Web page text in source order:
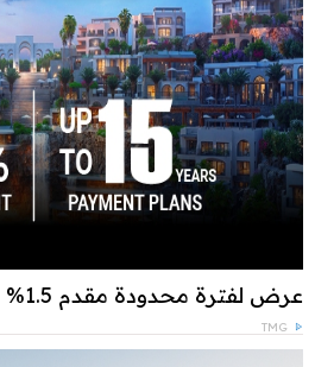
عرض لفترة محدودة مقدم 1.5% و تقسيط علي 15 سنة
TMG